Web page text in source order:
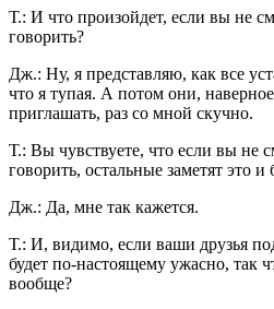
Т.: И что произойдет, если вы не
говорить?
Дж.: Ну, я представляю, как все
что я тупая. А потом они,
приглашать, раз со мной скучно.
Т.: Вы чувствуете, что если вы не
говорить, остальные заметят это и
Дж.: Да, мне так кажется.
Т.: И, видимо, если ваши друзья
будет по-настоящему ужасно, так
вообще?